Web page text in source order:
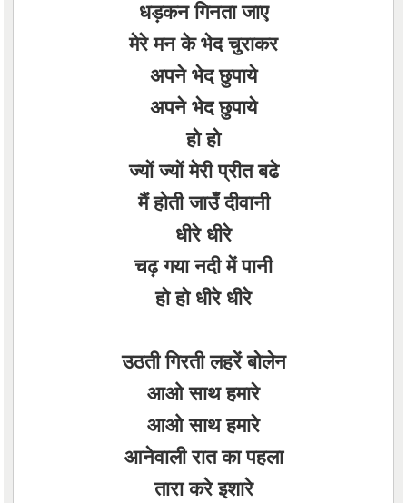
धड़कन गिनता जाए
मेरे मन के भेद चुराकर
अपने भेद छुपाये
अपने भेद छुपाये
हो हो
ज्यों ज्यों मेरी प्रीत बढे
मैं होती जाउँ दीवानी
धीरे धीरे
चढ़ गया नदी में पानी
हो हो धीरे धीरे
उठती गिरती लहरें बोलेन
आओ साथ हमारे
आओ साथ हमारे
आनेवाली रात का पहला
तारा करे इशारे